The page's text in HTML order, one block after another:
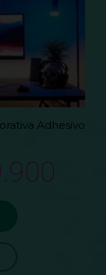
Adhesivo